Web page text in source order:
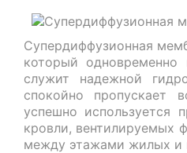
Супердиффузионная
который
служит надежной
спокойно пропускает
успешно используется
кровли, вентилируемых
между этажами жилых и